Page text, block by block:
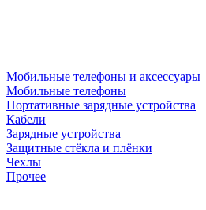
Мобильные телефоны и аксессуары
Мобильные телефоны
Портативные зарядные устройства
Кабели
Зарядные устройства
Защитные стёкла и плёнки
Чехлы
Прочее